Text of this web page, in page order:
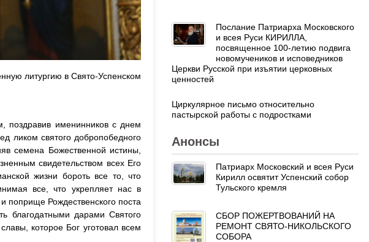
литургию в Свято-Успенском
поздравив именинников с днем
ликом святого добропобедного
семена Божественной истины,
свидетельством всех Его
жизни бороть все то, что
все, что укрепляет нас в
поприще Рождественского поста
благодатными дарами Святого
которое Бог уготовал всем
Послание Патриарха Московского
и всея Руси КИРИЛЛА,
посвященное 100-летию подвига
новомучеников и исповедников
Церкви Русской при изъятии церковных
ценностей
Циркулярное письмо относительно
пастырской работы с подростками
Анонсы
Патриарх Московский и всея Руси
Кирилл освятит Успенский собор
Тульского кремля
СБОР ПОЖЕРТВОВАНИЙ НА
РЕМОНТ СВЯТО-НИКОЛЬСКОГО
СОБОРА